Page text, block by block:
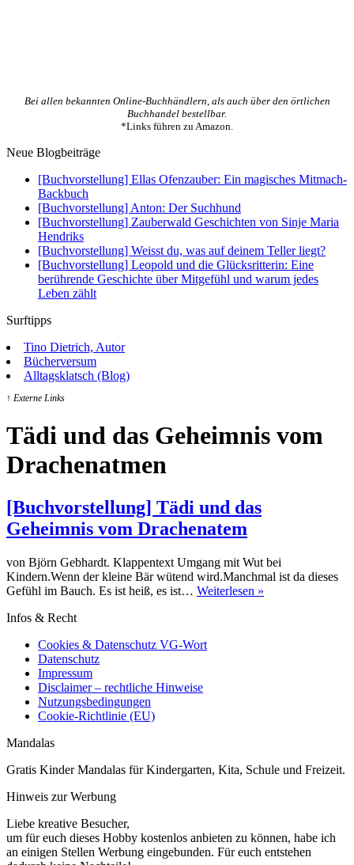
Bei allen bekannten Online-Buchhändlern, als auch über den örtlichen
Buchhandel bestellbar.
*Links führen zu Amazon.
Neue Blogbeiträge
[Buchvorstellung] Ellas Ofenzauber: Ein magisches Mitmach-
Backbuch
[Buchvorstellung] Anton: Der Suchhund
[Buchvorstellung] Zauberwald Geschichten von Sinje Maria
Hendriks
[Buchvorstellung] Weisst du, was auf deinem Teller liegt?
[Buchvorstellung] Leopold und die Glücksritterin: Eine
berührende Geschichte über Mitgefühl und warum jedes
Leben zählt
Surftipps
Tino Dietrich, Autor
Bücherversum
Alltagsklatsch (Blog)
↑ Externe Links
Tädi und das Geheimnis vom
Drachenatmen
[Buchvorstellung] Tädi und das
Geheimnis vom Drachenatem
von Björn Gebhardt. Klappentext Umgang mit Wut bei
Kindern.Wenn der kleine Bär wütend wird.Manchmal ist da dieses
Gefühl im Bauch. Es ist heiß, es ist… Weiterlesen »
Infos & Recht
Cookies & Datenschutz VG-Wort
Datenschutz
Impressum
Disclaimer – rechtliche Hinweise
Nutzungsbedingungen
Cookie-Richtlinie (EU)
Mandalas
Gratis Kinder Mandalas für Kindergarten, Kita, Schule und Freizeit.
Hinweis zur Werbung
Liebe kreative Besucher,
um für euch dieses Hobby kostenlos anbieten zu können, habe ich
an einigen Stellen Werbung eingebunden. Für euch entstehen